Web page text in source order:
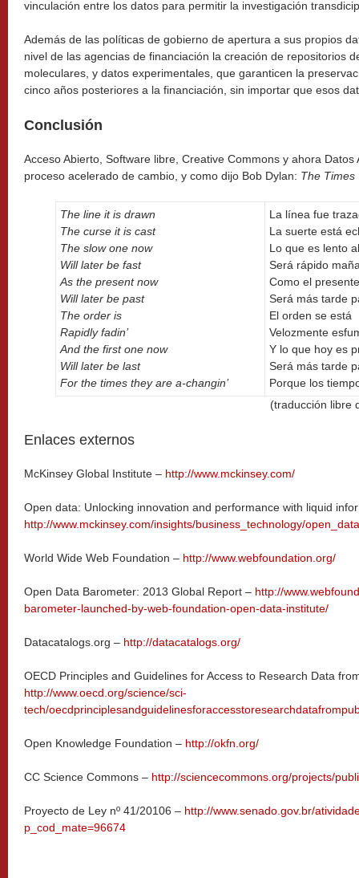
vinculación entre los datos para permitir la investigación
Además de las políticas de gobierno de apertura a sus propios
nivel de las agencias de financiación la creación de repositorios
moleculares, y datos experimentales, que garanticen la
cinco años posteriores a la financiación, sin importar que esos
Conclusión
Acceso Abierto, Software libre, Creative Commons y ahora
proceso acelerado de cambio, y como dijo Bob Dylan: The Times
The line it is drawn
The curse it is cast
The slow one now
Will later be fast
As the present now
Will later be past
The order is
Rapidly fadin’
And the first one now
Will later be last
For the times they are a-changin’
La línea fue
La suerte está
Lo que es lento
Será rápido
Como el
Será más tarde
El orden se está
Velozmente
Y lo que hoy es
Será más tarde
Porque los
(traducción libre
Enlaces externos
McKinsey Global Institute – http://www.mckinsey.com/
Open data: Unlocking innovation and performance with liquid
http://www.mckinsey.com/insights/business_technology/
World Wide Web Foundation – http://www.webfoundation.org/
Open Data Barometer: 2013 Global Report – http://
barometer-launched-by-web-foundation-open-data-institute/
Datacatalogs.org – http://datacatalogs.org/
OECD Principles and Guidelines for Access to Research Data
http://www.oecd.org/science/sci-
tech/
Open Knowledge Foundation – http://okfn.org/
CC Science Commons – http://sciencecommons.org/projects/
Proyecto de Ley nº 41/20106 – http://www.senado.gov.br/
p_cod_mate=96674